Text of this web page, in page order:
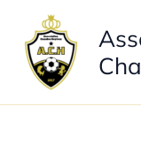
contenu